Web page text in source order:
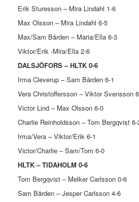
Erik Sturesson – Mira Lindahl 1-6
Max Olsson – Mira Lindahl 6-5
Max/Sam Bården – Maria/Ella 6-3
Viktor/Erik -Mira/Ella 2-6
DALSJÖFORS – HLTK 0-6
Irma Cleverup – Sam Bården 6-1
Vera Christoffersson – Viktor Svensson
Victor Lind – Max Olsson 6-0
Charlie Reinholdsson – Tom Bergqvist 6-
Irma/Vera – Viktor/Erik 6-1
Victor/Charlie – Sam/Tom 6-0
HLTK – TIDAHOLM 0-6
Tom Bergqvist – Melker Carlsson 0-6
Sam Bården – Jesper Carlsson 4-6